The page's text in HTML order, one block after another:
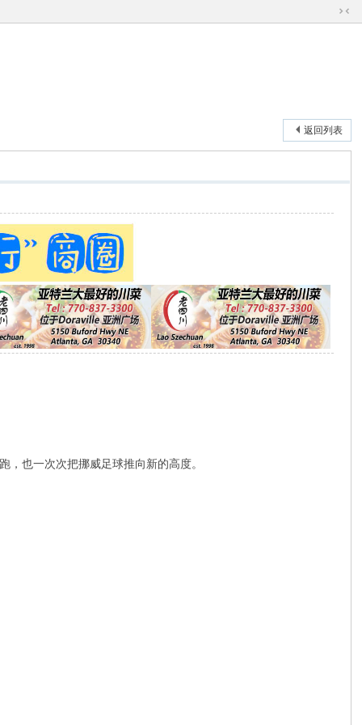
切
返回列表
也一次次把挪威足球推向新的高度。